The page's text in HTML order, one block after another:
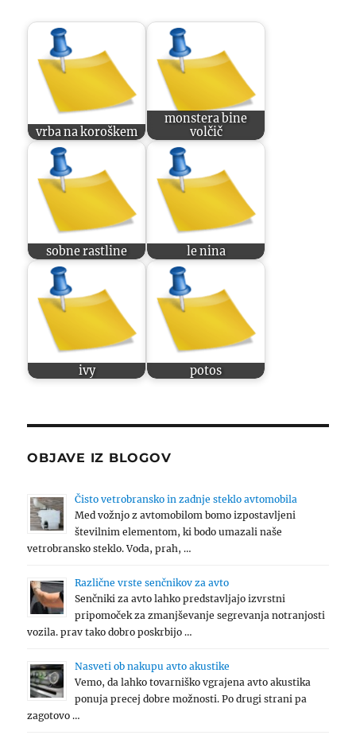
vrba na koroškem
monstera bine
volčič
sobne rastline le nina
ivy potos
OBJAVE IZ BLOGOV
Čisto vetrobransko in zadnje steklo avtomobila
Med vožnjo z avtomobilom bomo izpostavljeni
številnim elementom, ki bodo umazali naše
vetrobransko steklo. Voda, prah, …
Različne vrste senčnikov za avto
Senčniki za avto lahko predstavljajo izvrstni
pripomoček za zmanjševanje segrevanja notranjosti
vozila. prav tako dobro poskrbijo …
Nasveti ob nakupu avto akustike
Vemo, da lahko tovarniško vgrajena avto akustika
ponuja precej dobre možnosti. Po drugi strani pa
zagotovo …